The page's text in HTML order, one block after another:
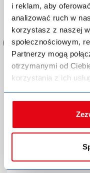
i reklam, aby
analizować ruch w
korzystasz z naszej
społecznościowym,
Partnerzy mogą
otrzymanymi od
korzystania z ich
Klej wikolowy
Kod produktu:P-0232511
Indeks producenta: